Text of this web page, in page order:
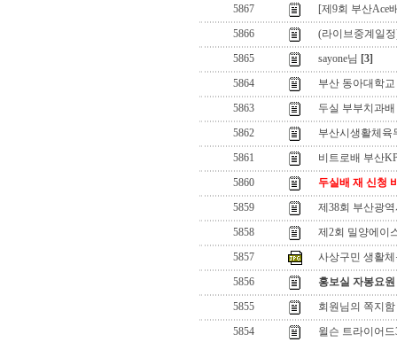
5867
[제9회 부산Ace
5866
(라이브중계일
5865
sayone님 [3]
5864
부산 동아대학
5863
두실 부부치과
5862
부산시생활체육
5861
비트로배 부산
5860
두실배 재 신청
5859
제38회 부산광
5858
제2회 밀양에이
5857
사상구민 생활
5856
홍보실 자봉요
5855
회원님의 쪽지
5854
윌슨 트라이어